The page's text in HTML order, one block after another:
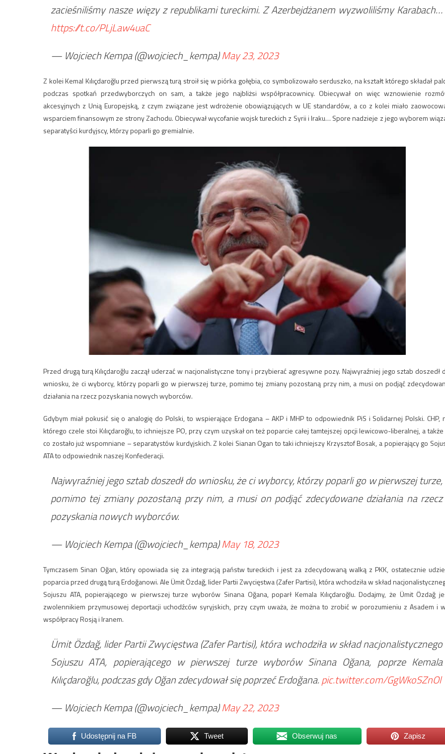
zacieśniliśmy nasze więzy z republikami tureckimi. Z Azerbejdżanem wyzwoliliśmy Karabach…
https://t.co/PLjLaw4uaC
— Wojciech Kempa (@wojciech_kempa)May 23, 2023
Z kolei Kemal Kılıçdaroğlu przed pierwszą turą stroił się w piórka gołębia, co symbolizowało serduszko, na kształt którego składał
podczas spotkań przedwyborczych on sam, a także jego najbliżsi współpracownicy. Obiecywał on więc wznowienie
akcesyjnych z Unią Europejską, z czym związane jest wdrożenie obowiązujących w UE standardów, a co z kolei miało
wsparciem finansowym ze strony Zachodu. Obiecywał wycofanie wojsk tureckich z Syrii i Iraku… Spore nadzieje z jego wyborem
separatyści kurdyjscy, którzy poparli go gremialnie.
Przed drugą turą Kılıçdaroğlu zaczął uderzać w nacjonalistyczne tony i przybierać agresywne pozy. Najwyraźniej jego sztab doszedł
wniosku, że ci wyborcy, którzy poparli go w pierwszej turze, pomimo tej zmiany pozostaną przy nim, a musi on podjąć
działania na rzecz pozyskania nowych wyborców.
Gdybym miał pokusić się o analogię do Polski, to wspierające Erdogana – AKP i MHP to odpowiednik PiS i Solidarnej Polski. CHP,
którego czele stoi Kılıçdaroğlu, to ichniejsze PO, przy czym uzyskał on też poparcie całej tamtejszej opcji lewicowo-liberalnej, a
co zostało już wspomniane – separatystów kurdyjskich. Z kolei Sianan Ogan to taki ichniejszy Krzysztof Bosak, a popierający go
ATA to odpowiednik naszej Konfederacji.
Najwyraźniej jego sztab doszedł do wniosku, że ci wyborcy, którzy poparli go w pierwszej turze,
pomimo tej zmiany pozostaną przy nim, a musi on podjąć zdecydowane działania na rzecz
pozyskania nowych wyborców.
— Wojciech Kempa (@wojciech_kempa)May 18, 2023
Tymczasem Sinan Oğan, który opowiada się za integracją państw tureckich i jest za zdecydowaną walką z PKK, ostatecznie
poparcia przed drugą turą Erdoğanowi. Ale Ümit Özdağ, lider Partii Zwycięstwa (Zafer Partisi), która wchodziła w skład
Sojuszu ATA, popierającego w pierwszej turze wyborów Sinana Oğana, poparł Kemala Kılıçdaroğlu. Dodajmy, że Ümit Özdağ
zwolennikiem przymusowej deportacji uchodźców syryjskich, przy czym uważa, że można to zrobić w porozumieniu z Asadem i
współpracy Rosją i Iranem.
Ümit Özdağ, lider Partii Zwycięstwa (Zafer Partisi), która wchodziła w skład nacjonalistycznego
Sojuszu ATA, popierającego w pierwszej turze wyborów Sinana Oğana, poprze Kemala
Kılıçdaroğlu, podczas gdy Oğan zdecydował się poprzeć Erdoğana.pic.twitter.com/GgWkoSZnOl
— Wojciech Kempa (@wojciech_kempa)May 22, 2023
Udostępnij na FB Tweet Obserwuj nas Zapisz